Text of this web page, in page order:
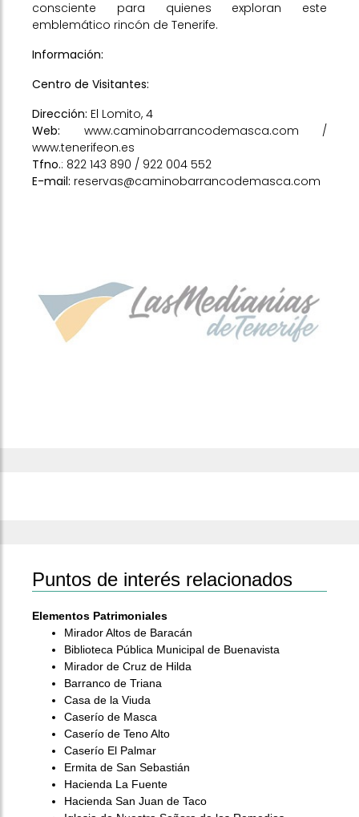
consciente para quienes exploran este
emblemático rincón de Tenerife.
Información:
Centro de Visitantes:
Dirección: El Lomito, 4
Web:
www.caminobarrancodemasca.com /
www.tenerifeon.es
Tfno.: 822 143 890 / 922 004 552
E-mail: reservas@caminobarrancodemasca.com
Puntos de interés relacionados
Elementos Patrimoniales
Mirador Altos de Baracán
Biblioteca Pública Municipal de Buenavista
Mirador de Cruz de Hilda
Barranco de Triana
Casa de la Viuda
Caserío de Masca
Caserío de Teno Alto
Caserío El Palmar
Ermita de San Sebastián
Hacienda La Fuente
Hacienda San Juan de Taco